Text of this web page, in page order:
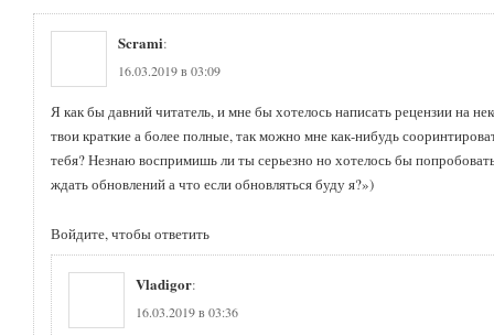
Scrami:
16.03.2019 в 03:09
Я как бы давний читатель, и мне бы хотелось написать рецензии на
твои краткие а более полные, так можно мне как-нибудь
тебя? Незнаю воспримишь ли ты серьезно но хотелось бы
ждать обновлений а что если обновляться буду я?»)
Войдите, чтобы ответить
Vladigor:
16.03.2019 в 03:36